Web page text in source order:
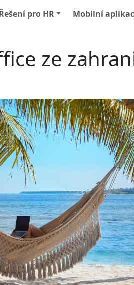
Řešení pro HR Mobilní
ze